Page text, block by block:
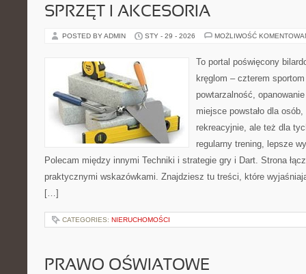
SPRZĘT I AKCESORIA
POSTED BY ADMIN STY - 29 - 2026 MOŻLIWOŚĆ
To portal poświęcony
kręglom – czterem
powtarzalność,
miejsce powstało dla
rekreacyjnie, ale też dla
regularny trening, lepsze
Polecam między innymi Techniki i strategie gry i Dart. Strona
praktycznymi wskazówkami. Znajdziesz tu treści, które
[…]
CATEGORIES: NIERUCHOMOŚCI
PRAWO OŚWIATOWE